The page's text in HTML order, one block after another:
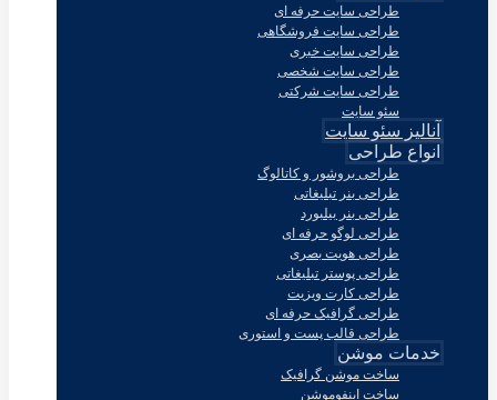
طراحی سایت حرفه ای
طراحی سایت فروشگاهی
طراحی سایت خبری
طراحی سایت شخصی
طراحی سایت شرکتی
سئو سایت
آنالیز سئو سایت
انواع طراحی
طراحی بروشور و کاتالوگ
طراحی بنر تبلیغاتی
طراحی بنر بیلبورد
طراحی لوگو حرفه ای
طراحی هویت بصری
طراحی پوستر تبلیغاتی
طراحی کارت ویزیت
طراحی گرافیک حرفه ای
طراحی قالب پست و استوری
خدمات موشن
ساخت موشن گرافیک
ساخت اینفوموشن